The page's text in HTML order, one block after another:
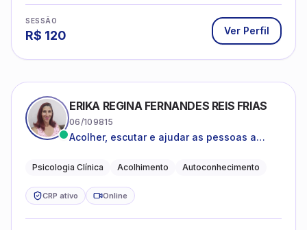
SESSÃO
R$ 120 Ver Perfil
ERIKA REGINA FERNANDES REIS FRIAS
06/109815
Acolher, escutar e ajudar as pessoas a
Psicologia Clínica Acolhimento Autoconhecimento
CRP ativo Online